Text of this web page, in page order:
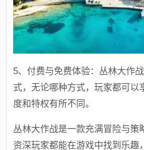
5、付费与免费体验：丛林大作
式，无论哪种方式，玩家都可以
度和特权有所不同。
丛林大作战是一款充满冒险与策
资深玩家都能在游戏中找到乐趣